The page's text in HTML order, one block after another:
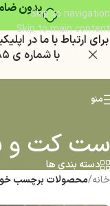
بدونSkip to navigation
Skip to main content
براي ارتباط با ما در
با شماره ي
منو
ست کت و
دسته بندی ها
خانه/محصولات برچسب